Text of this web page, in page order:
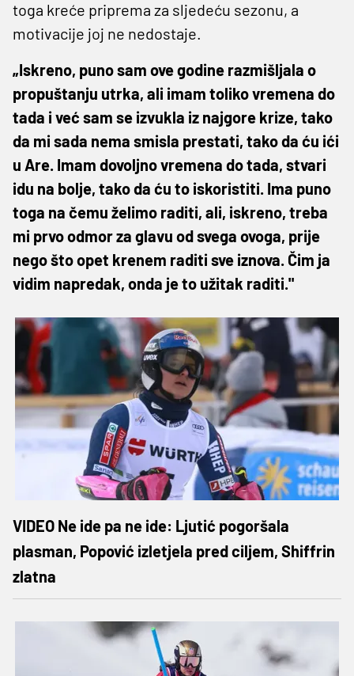
toga kreće priprema za sljedeću sezonu, a
motivacije joj ne nedostaje.
„Iskreno, puno sam ove godine razmišljala o
propuštanju utrka, ali imam toliko vremena do
tada i već sam se izvukla iz najgore krize, tako
da mi sada nema smisla prestati, tako da ću ići
u Are. Imam dovoljno vremena do tada, stvari
idu na bolje, tako da ću to iskoristiti. Ima puno
toga na čemu želimo raditi, ali, iskreno, treba
mi prvo odmor za glavu od svega ovoga, prije
nego što opet krenem raditi sve iznova. Čim ja
vidim napredak, onda je to užitak raditi."
VIDEO Ne ide pa ne ide: Ljutić pogoršala
plasman, Popović izletjela pred ciljem, Shiffrin
zlatna